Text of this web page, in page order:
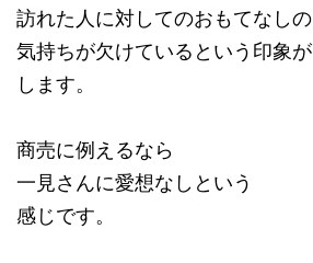
訪れた人に対してのおもてなしの
気持ちが欠けているという印象が
します。
商売に例えるなら
一見さんに愛想なしという
感じです。